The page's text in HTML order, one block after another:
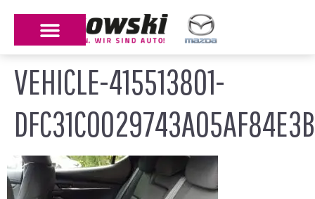
VEHICLE-415513801-